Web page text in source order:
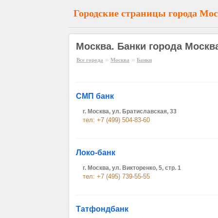
Городские страницы города
Москва. Банки города
Все города » Москва » Банки
СМП банк
г. Москва, ул. Братиславская, 33
тел: +7 (499) 504-83-60
Локо-банк
г. Москва, ул. Викторенко, 5, стр. 1
тел: +7 (495) 739-55-55
Татфондбанк